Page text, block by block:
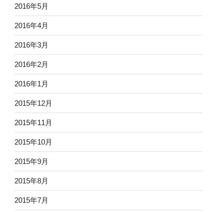
2016年5月
2016年4月
2016年3月
2016年2月
2016年1月
2015年12月
2015年11月
2015年10月
2015年9月
2015年8月
2015年7月